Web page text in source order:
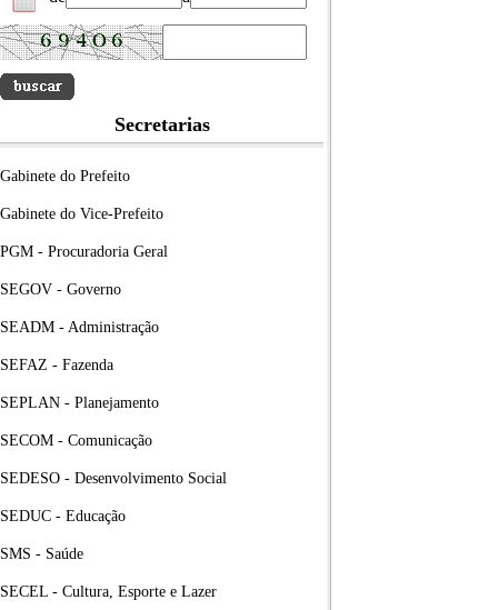
Secretarias
Gabinete do Prefeito
Gabinete do Vice-Prefeito
PGM - Procuradoria Geral
SEGOV - Governo
SEADM - Administração
SEFAZ - Fazenda
SEPLAN - Planejamento
SECOM - Comunicação
SEDESO - Desenvolvimento Social
SEDUC - Educação
SMS - Saúde
SECEL - Cultura, Esporte e Lazer